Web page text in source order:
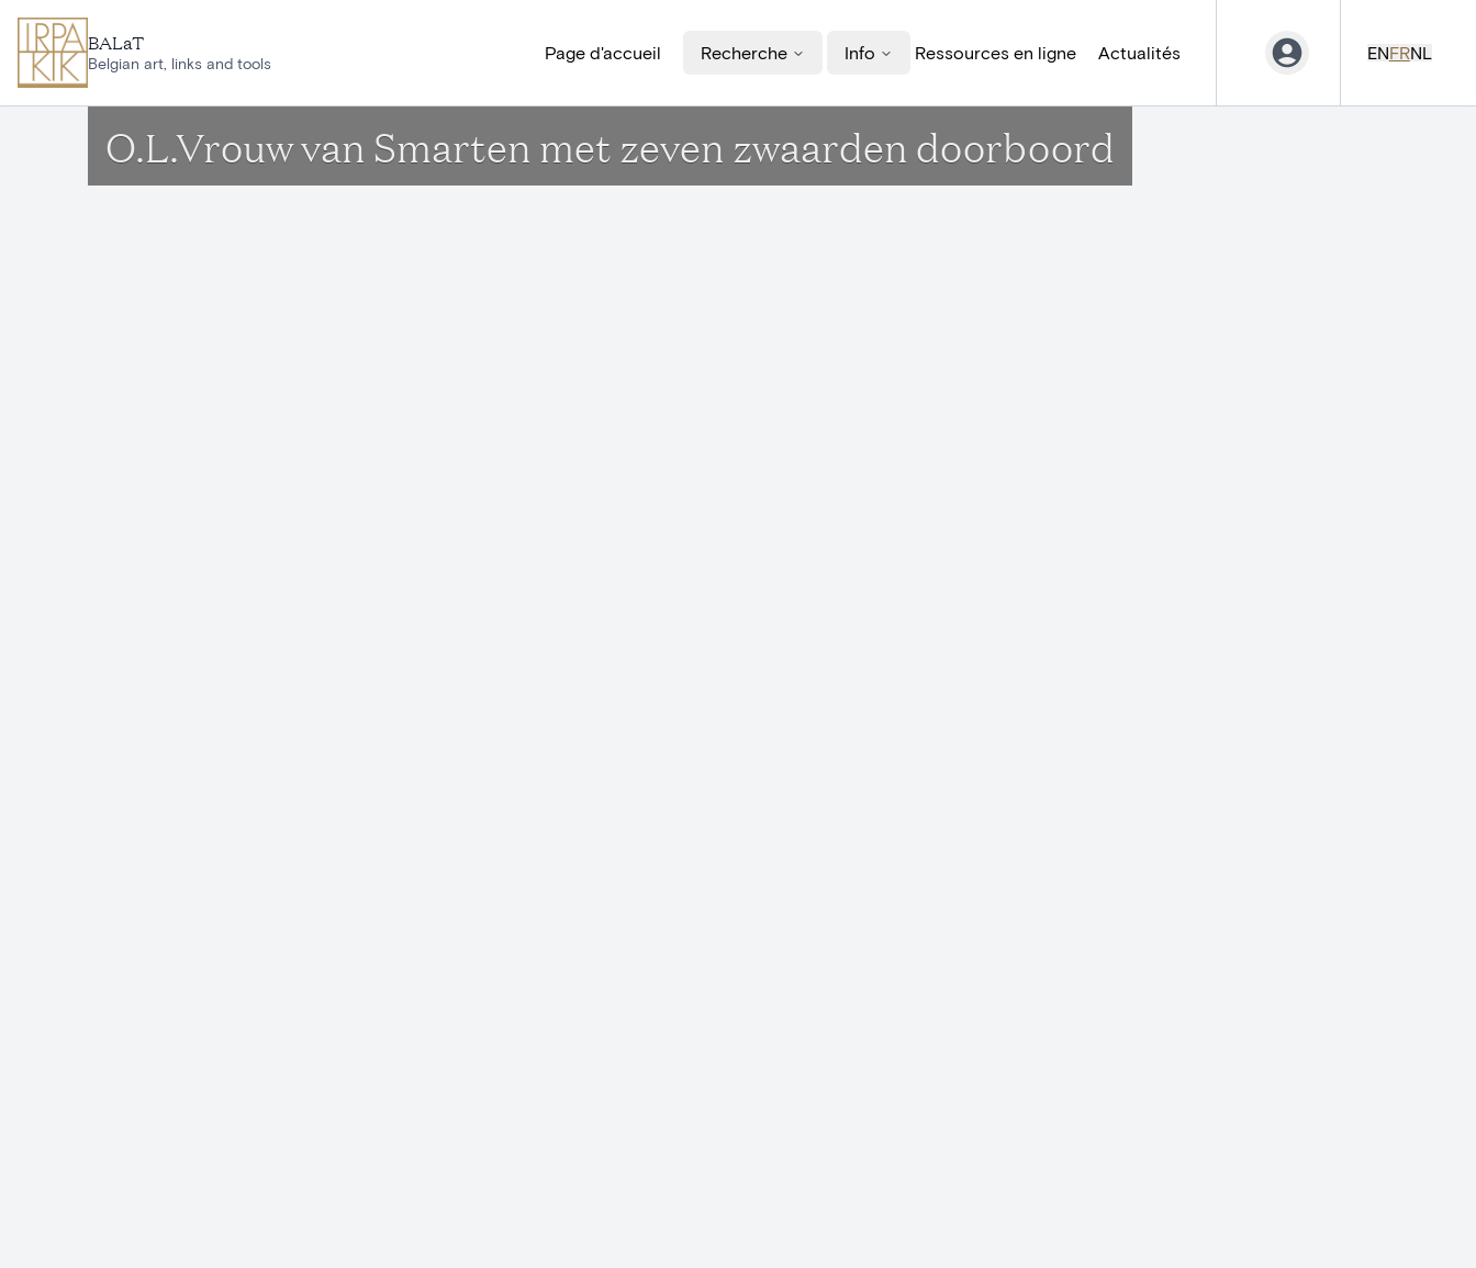
BALaT
Belgian art, links and tools
Page d'accueil Recherche Info Ressources en ligne Actualités ENFRNL
O.L.Vrouw van Smarten met zeven zwaarden doorboord